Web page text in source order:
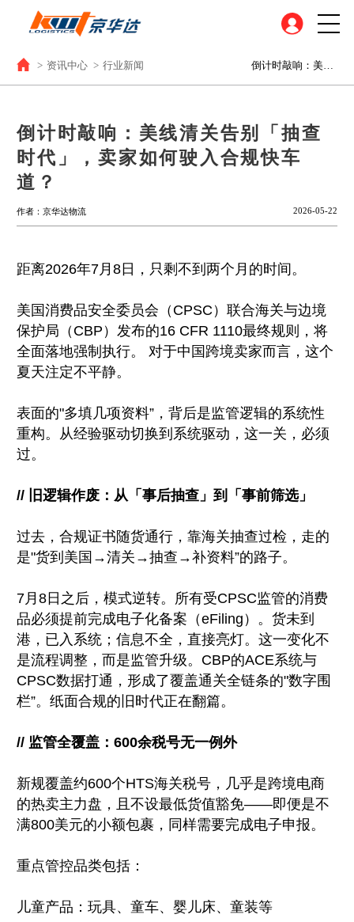
> 资讯中心 > 行业新闻
倒计时敲响：美线清关告别「抽查
时代」，卖家如何驶入合规快车
道？
作者：京华达物流 2026-05-22
距离2026年7月8日，只剩不到两个月的时间。
美国消费品安全委员会（CPSC）联合海关与边境
保护局（CBP）发布的16 CFR 1110最终规则，将
全面落地强制执行。 对于中国跨境卖家而言，这个
夏天注定不平静。
表面的"多填几项资料”，背后是监管逻辑的系统性
重构。从经验驱动切换到系统驱动，这一关，必须
过。
// 旧逻辑作废：从「事后抽查」到「事前筛选」
过去，合规证书随货通行，靠海关抽查过检，走的
是"货到美国→清关→抽查→补资料”的路子。
7月8日之后，模式逆转。所有受CPSC监管的消费
品必须提前完成电子化备案（eFiling）。货未到
港，已入系统；信息不全，直接亮灯。这一变化不
是流程调整，而是监管升级。CBP的ACE系统与
CPSC数据打通，形成了覆盖通关全链条的"数字围
栏”。纸面合规的旧时代正在翻篇。
// 监管全覆盖：600余税号无一例外
新规覆盖约600个HTS海关税号，几乎是跨境电商
的热卖主力盘，且不设最低货值豁免——即便是不
满800美元的小额包裹，同样需要完成电子申报。
重点管控品类包括：
儿童产品：玩具、童车、婴儿床、童装等